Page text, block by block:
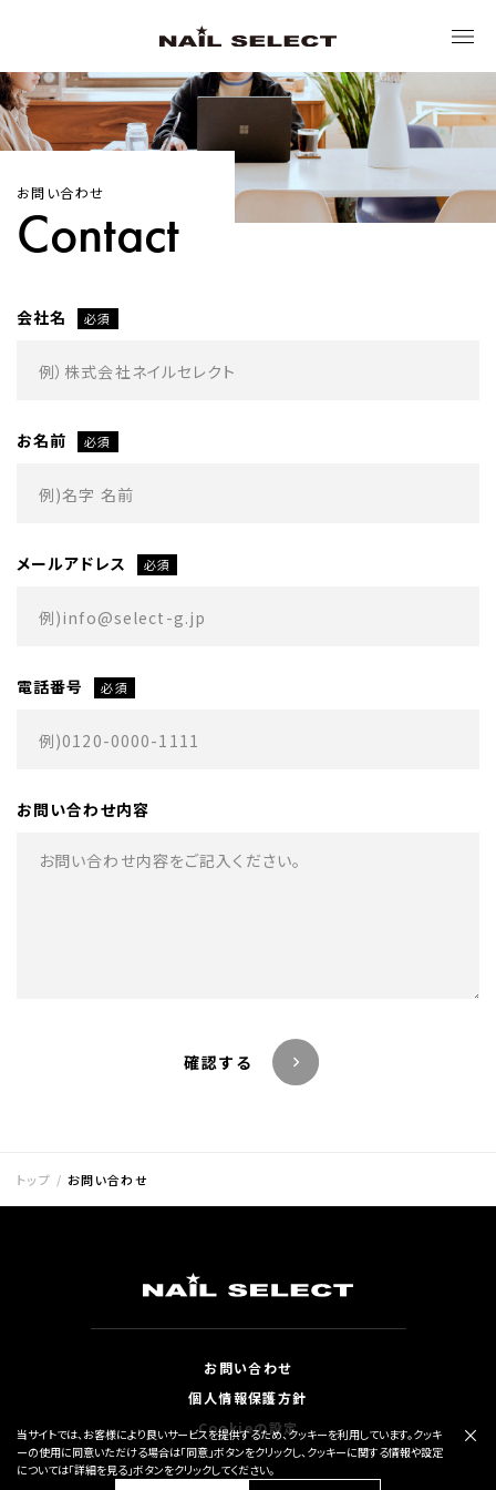
トップ
ネイルセレクトについて
サステナビリティ
ニュース
お問い合わせ
採用情報
お問い合わせ
Contact
会社名 必須
お名前 必須
メールアドレス 必須
電話番号 必須
お問い合わせ内容
確認する
トップ お問い合わせ
×
当サイトでは、お客様により良いサービスを提供するため、クッキーを利用しています。クッキ
ーの使用に同意いただける場合は「同意」ボタンをクリックし、クッキーに関する情報や設定
については「詳細を見る」ボタンをクリックしてください。
お問い合わせ
個人情報保護方針
Cookieの設定